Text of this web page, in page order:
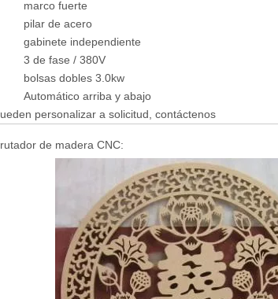
marco fuerte
pilar de acero
gabinete independiente
3 de fase / 380V
bolsas dobles 3.0kw
Automático arriba y abajo
personalizar a solicitud, contáctenos
de madera CNC: